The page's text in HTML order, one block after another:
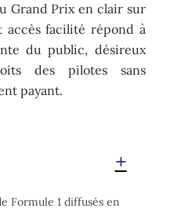
Grand Prix en clair sur
accès facilité répond à
du public, désireux
des pilotes sans
payant.
Formule 1 diffusés en